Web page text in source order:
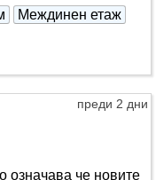
Междинен етаж
преди 2 дни
означава че новите